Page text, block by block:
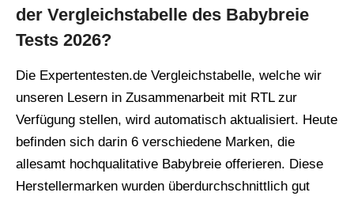
der Vergleichstabelle des Babybreie
Tests 2026?
Die Expertentesten.de Vergleichstabelle, welche wir
unseren Lesern in Zusammenarbeit mit RTL zur
Verfügung stellen, wird automatisch aktualisiert. Heute
befinden sich darin 6 verschiedene Marken, die
allesamt hochqualitative Babybreie offerieren. Diese
Herstellermarken wurden überdurchschnittlich gut